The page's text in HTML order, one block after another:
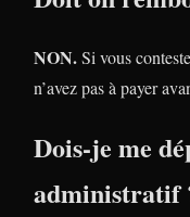
NON.Si vous
n’avez pas à payer
Dois-je me
administratif